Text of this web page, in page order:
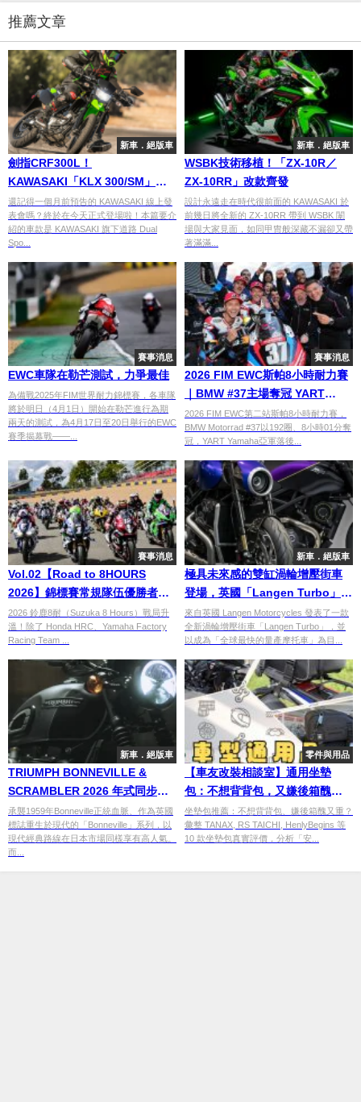
推薦文章
新車．絕版車
劍指CRF300L！
KAWASAKI「KLX 300/SM」發
表
還記得一個月前預告的 KAWASAKI 線上發
表會嗎？終於在今天正式登場啦！本篇要介
紹的車款是 KAWASAKI 旗下道路 Dual
Spo...
新車．絕版車
WSBK技術移植！「ZX-10R／
ZX-10RR」改款齊發
設計永遠走在時代很前面的 KAWASAKI 於
前幾日將全新的 ZX-10RR 帶到 WSBK 闈
場與大家見面，如同甲冑般深藏不漏卻又帶
著滿滿...
賽事消息
EWC車隊在勒芒測試，力爭最佳
為備戰2025年FIM世界耐力錦標賽，各車隊
將於明日（4月1日）開始在勒芒進行為期
兩天的測試，為4月17日至20日舉行的EWC
賽季揭幕戰——...
賽事消息
2026 FIM EWC斯帕8小時耐力賽
｜BMW #37主場奪冠 YART
Yamaha亞軍 Trickstar登頒獎台
2026 FIM EWC第二站斯帕8小時耐力賽，
BMW Motorrad #37以192圈、8小時01分奪
冠，YART Yamaha亞軍落後...
賽事消息
Vol.02【Road to 8HOURS
2026】錦標賽常規隊伍優勝者
是？
2026 鈴鹿8耐（Suzuka 8 Hours）戰局升
溫！除了 Honda HRC、Yamaha Factory
Racing Team ...
新車．絕版車
極具未來感的雙缸渦輪增壓街車
登場，英國「Langen Turbo」挑
戰全球最快量產摩托車！
來自英國 Langen Motorcycles 發表了一款
全新渦輪增壓街車「Langen Turbo」，並
以成為「全球最快的量產摩托車」為目...
新車．絕版車
TRIUMPH BONNEVILLE &
SCRAMBLER 2026 年式同步發
表｜SCRAMBLER 900 大改款最
受矚目
承襲1959年Bonneville正統血脈、作為英國
標誌重生於現代的「Bonneville」系列，以
現代經典路線在日本市場同樣享有高人氣。
而...
零件與用品
【車友改裝相談室】通用坐墊
包：不想背背包，又嫌後箱醜＆
重？坐墊包「安裝難易度」與
「真實容量」決戰｜台日車友評
價匯總
坐墊包推薦：不想背背包、嫌後箱醜又重？
彙整 TANAX, RS TAICHI, HenlyBegins 等
10 款坐墊包真實評價，分析「安...